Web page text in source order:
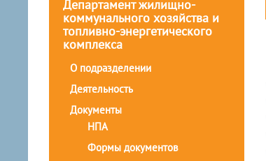
Департамент жилищно-
коммунального хозяйства и
топливно-энергетического
комплекса
О подразделении
Деятельность
Документы
НПА
Формы документов